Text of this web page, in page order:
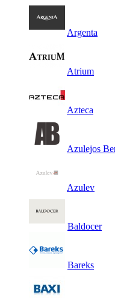
Argenta
Atrium
Azteca
Azulejos
Azulev
Baldocer
Bareks